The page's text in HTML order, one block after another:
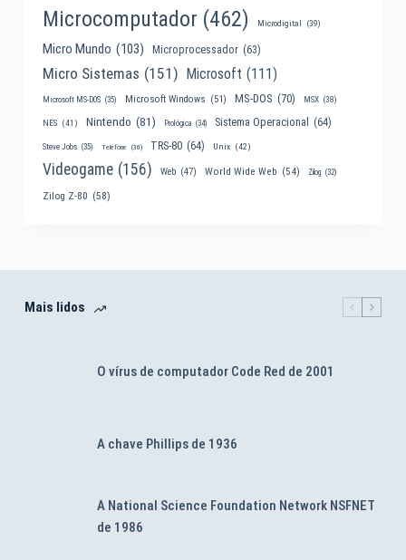
Microcomputador (462) Microdigital (39)
Micro Mundo (103) Microprocessador (63)
Micro Sistemas (151) Microsoft (111)
Microsoft MS-DOS (35) Microsoft Windows (51) MS-DOS (70) MSX (38)
NES (41) Nintendo (81) Prológica (34) Sistema Operacional (64)
Steve Jobs (35) Telefone (30) TRS-80 (64) Unix (42)
Videogame (156) Web (47) World Wide Web (54) Zilog (32)
Zilog Z-80 (58)
Mais lidos
O vírus de computador Code Red de 2001
A chave Phillips de 1936
A National Science Foundation Network NSFNET
de 1986